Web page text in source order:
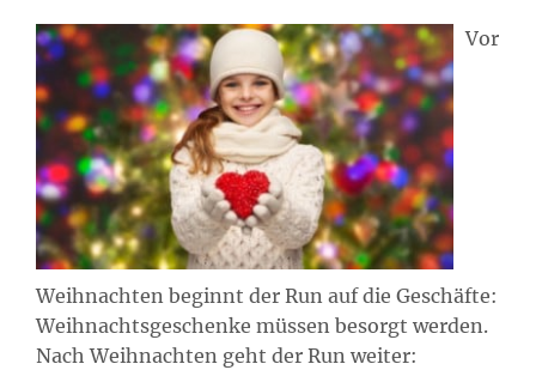
Vor
Weihnachten beginnt der Run auf die Geschäfte:
Weihnachtsgeschenke müssen besorgt werden.
Nach Weihnachten geht der Run weiter: